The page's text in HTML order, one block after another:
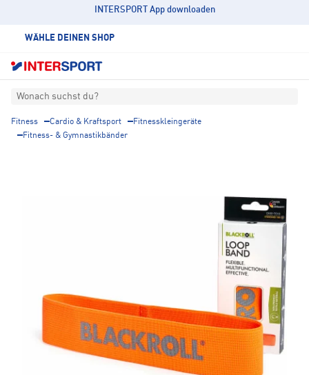
INTERSPORT App downloaden
WÄHLE DEINEN SHOP
Wonach suchst du?
Fitness Cardio & Kraftsport
Fitnesskleingeräte
Fitness- & Gymnastikbänder